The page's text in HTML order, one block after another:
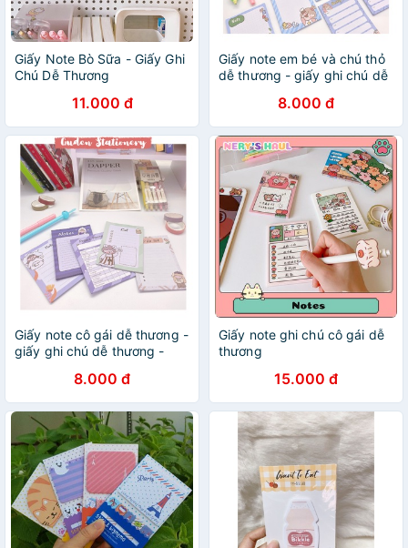
Giấy Note Bò Sữa - Giấy Ghi
Chú Dễ Thương
11.000 đ
Giấy note em bé và chú thỏ
dễ thương - giấy ghi chú dễ
8.000 đ
Giấy note cô gái dễ thương -
giấy ghi chú dễ thương -
8.000 đ
Giấy note ghi chú cô gái dễ
thương
15.000 đ